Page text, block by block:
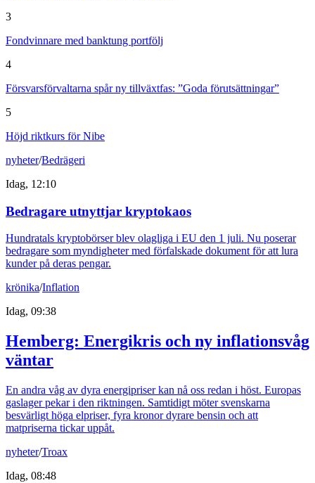
3
Fondvinnare med banktung portfölj
4
Försvarsförvaltarna spår ny tillväxtfas: ”Goda förutsättningar”
5
Höjd riktkurs för Nibe
nyheter/Bedrägeri
Idag, 12:10
Bedragare utnyttjar kryptokaos
Hundratals kryptobörser blev olagliga i EU den 1 juli. Nu poserar
bedragare som myndigheter med förfalskade dokument för att lura
kunder på deras pengar.
krönika/Inflation
Idag, 09:38
Hemberg: Energikris och ny inflationsvåg
väntar
En andra våg av dyra energipriser kan nå oss redan i höst. Europas
gaslager pekar i den riktningen. Samtidigt möter svenskarna
besvärligt höga elpriser, fyra kronor dyrare bensin och att
matpriserna tickar uppåt.
nyheter/Troax
Idag, 08:48